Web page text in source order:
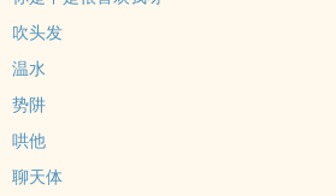
恶意柔软中做扑火的飞蛾烫痛过 仍然爱火?
只蝴蝶轻浮、慕美、没有定性。可他偏偏，
光，都贪心地想要留住用耐心和更实在的花
捕获一个粒子，有时需要先为它创造一个势
蝶，亲手搭建一个无比华丽、充满诱惑、独
吹头发
温水
势阱
哄他
聊天体